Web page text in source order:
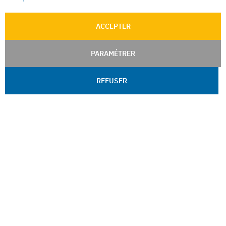
ACCEPTER
PARAMÉTRER
REFUSER